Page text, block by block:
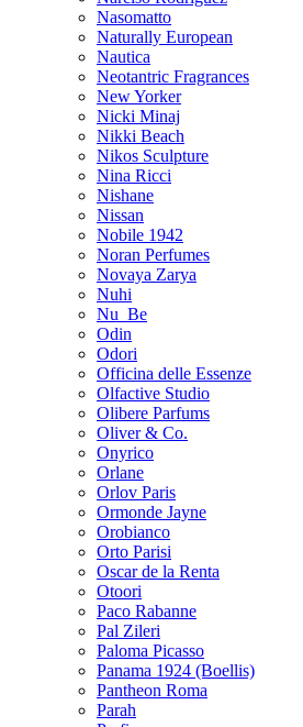
Nasomatto
Naturally European
Nautica
Neotantric Fragrances
New Yorker
Nicki Minaj
Nikki Beach
Nikos Sculpture
Nina Ricci
Nishane
Nissan
Nobile 1942
Noran Perfumes
Novaya Zarya
Nuhi
Nu_Be
Odin
Odori
Officina delle Essenze
Olfactive Studio
Olibere Parfums
Oliver & Co.
Onyrico
Orlane
Orlov Paris
Ormonde Jayne
Orobianco
Orto Parisi
Oscar de la Renta
Otoori
Paco Rabanne
Pal Zileri
Paloma Picasso
Panama 1924 (Boellis)
Pantheon Roma
Parah